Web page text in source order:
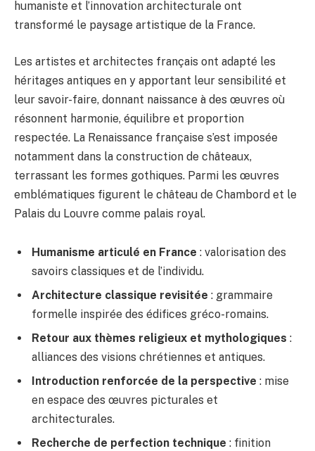
humaniste et l’innovation architecturale ont
transformé le paysage artistique de la France.
Les artistes et architectes français ont adapté les
héritages antiques en y apportant leur sensibilité et
leur savoir-faire, donnant naissance à des œuvres où
résonnent harmonie, équilibre et proportion
respectée. La Renaissance française s’est imposée
notamment dans la construction de châteaux,
terrassant les formes gothiques. Parmi les œuvres
emblématiques figurent le château de Chambord et le
Palais du Louvre comme palais royal.
Humanisme articulé en France : valorisation des
savoirs classiques et de l’individu.
Architecture classique revisitée : grammaire
formelle inspirée des édifices gréco-romains.
Retour aux thèmes religieux et mythologiques :
alliances des visions chrétiennes et antiques.
Introduction renforcée de la perspective : mise
en espace des œuvres picturales et
architecturales.
Recherche de perfection technique : finition